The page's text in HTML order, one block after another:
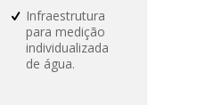
Infraestrutura
para medição
individualizada
de água.